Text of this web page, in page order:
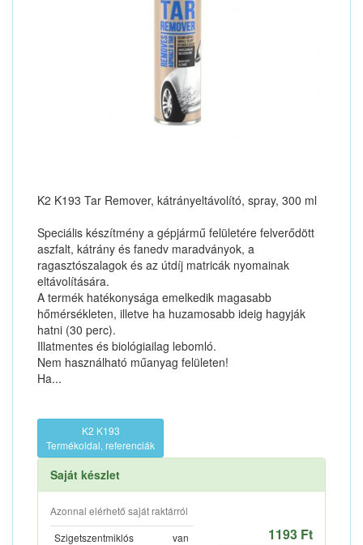
K2 K193 Tar Remover, kátrányeltávolító, spray, 300 ml
Speciális készítmény a gépjármű felületére felverődött
aszfalt, kátrány és fanedv maradványok, a
ragasztószalagok és az útdíj matricák nyomainak
eltávolítására.
A termék hatékonysága emelkedik magasabb
hőmérsékleten, illetve ha huzamosabb ideig hagyják
hatni (30 perc).
Illatmentes és biológiailag lebomló.
Nem használható műanyag felületen!
Ha...
K2 K193
Termékoldal, referenciák
Saját készlet
Azonnal elérhető saját raktárról
Szigetszentmiklós
van 1193 Ft